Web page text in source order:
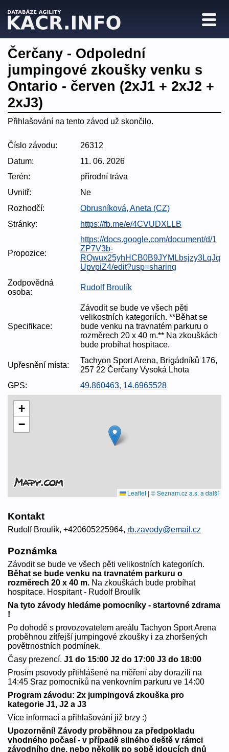
Čerčany - Odpolední
jumpingové zkoušky venku s
Ontario - červen (2xJ1 + 2xJ2 +
2xJ3)
Přihlašování na tento závod už skončilo.
Číslo závodu:
26312
Datum:
11. 06. 2026
Terén:
přírodní tráva
Uvnitř:
Ne
Rozhodčí:
Obrusníková, Aneta (CZ)
Stránky:
https://fb.me/e/4CVUDXLLB
Propozice:
https://docs.google.com/document/d/1
ZP7V3b-
RQwux25yhHCB0B9JYMLbsjzy3LqJq
UpvpiZ4/edit?usp=sharing
Zodpovědná
osoba:
Rudolf Broulík
Specifikace:
Závodit se bude ve všech pěti
velikostních kategoriích. **Běhat se
bude venku na travnatém parkuru o
rozměrech 20 x 40 m.** Na zkouškách
bude probíhat hospitace.
Upřesnění místa:
Tachyon Sport Arena, Brigádníků 176,
257 22 Čerčany Vysoká Lhota
GPS:
49.860463, 14.6965528
+
−
Leaflet | © Seznam.cz a.s. a další
Kontakt
Rudolf Broulík, +420605225964, rb.zavody@email.cz
Poznámka
Závodit se bude ve všech pěti velikostních kategoriích.
Běhat se bude venku na travnatém parkuru o
rozměrech 20 x 40 m. Na zkouškách bude probíhat
hospitace. Hospitant - Rudolf Broulík
Na tyto závody hledáme pomocníky - startovné zdrama
!
Po dohodě s provozovatelem areálu Tachyon Sport Arena
proběhnou zítřejší jumpingové zkoušky i za zhoršených
povětrnostních podmínek.
Časy prezencí. J1 do 15:00 J2 do 17:00 J3 do 18:00
Prosím psovody přtihlášené na měření aby dorazili na
14:45 Sraz pomocníků na venkovním parkuru ve 14:00
Program závodu: 2x jumpingová zkouška pro
kategorie J1, J2 a J3
Více informací a přihlašování již brzy :)
Upozornění! Závody proběhnou za předpokladu
vhodného počasí - v případě silného deště v rámci
závodního dne, nebo několik po sobě jdoucích dnů